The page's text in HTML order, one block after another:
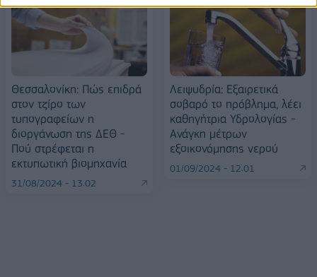
Θεσσαλονίκη: Πώς επιδρά
στον τζίρο των
τυπογραφείων η
διοργάνωση της ΔΕΘ -
Πού στρέφεται η
εκτυπωτική βιομηχανία
31/08/2024 - 13:02
Λειψυδρία: Εξαιρετικά
σοβαρό το πρόβλημα, λέει
καθηγήτρια Υδρολογίας -
Ανάγκη μέτρων
εξοικονόμησης νερού
01/09/2024 - 12:01